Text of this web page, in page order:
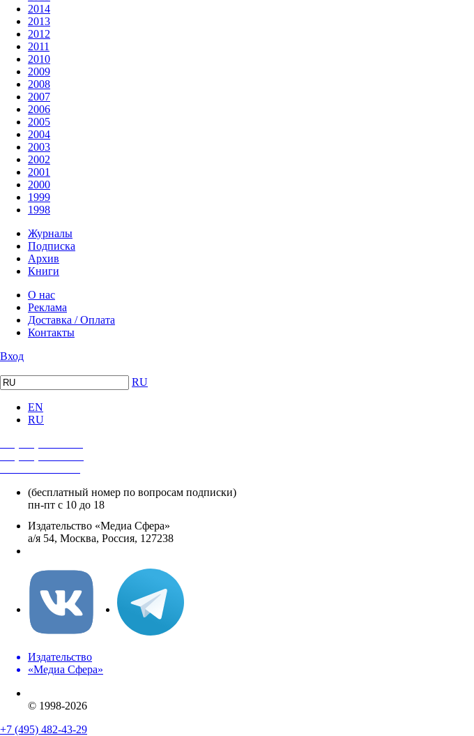
2014
2013
2012
2011
2010
2009
2008
2007
2006
2005
2004
2003
2002
2001
2000
1999
1998
Журналы
Подписка
Архив
Книги
О нас
Реклама
Доставка / Оплата
Контакты
Вход
RU
EN
RU
(бесплатный номер по вопросам подписки)
пн-пт с 10 до 18
Издательство «Медиа Сфера»
а/я 54, Москва, Россия, 127238
Издательство
«Медиа Сфера»
© 1998-2026
+7 (495) 482-43-29